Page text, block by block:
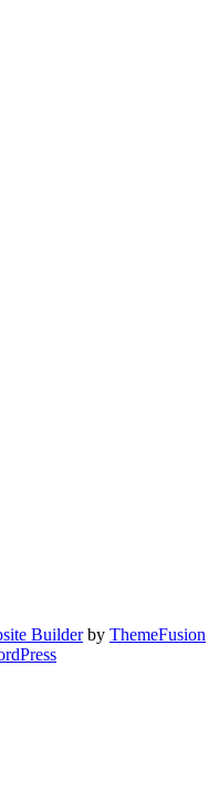
Builderby ThemeFusion